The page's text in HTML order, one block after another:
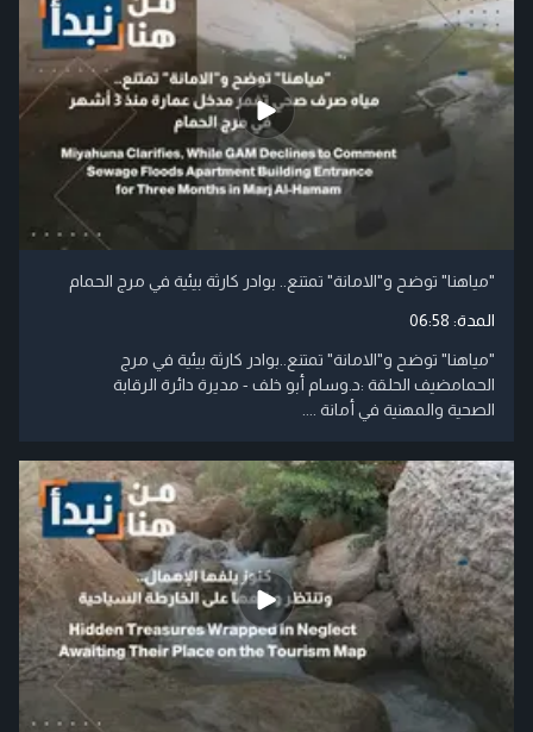
"مياهنا" توضح و"الامانة" تمتنع.. بوادر كارثة بيئية في مرج الحمام
المدة: 06:58
"مياهنا" توضح و"الامانة" تمتنع..بوادر كارثة بيئية في مرج
الحمامضيف الحلقة :د.وسام أبو خلف - مديرة دائرة الرقابة
الصحية والمهنية في أمانة ....